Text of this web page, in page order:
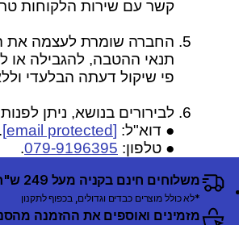
קשר עם שירות הלקוחות
החברה שומרת לעצמה את
תנאי ההטבה, להגבילה או
פי שיקול דעתה הבלעדי
לבירורים בנושא, ניתן
● דוא"ל: [email protected]
.
● טלפון: 079-9196395
.
משלוחים חינם בקניה מעל 249 ש"ח
*לא כולל מוצרים כבדים וגדולים, בכפוף לתקנון
מזמינים ואוספים את ההזמנה